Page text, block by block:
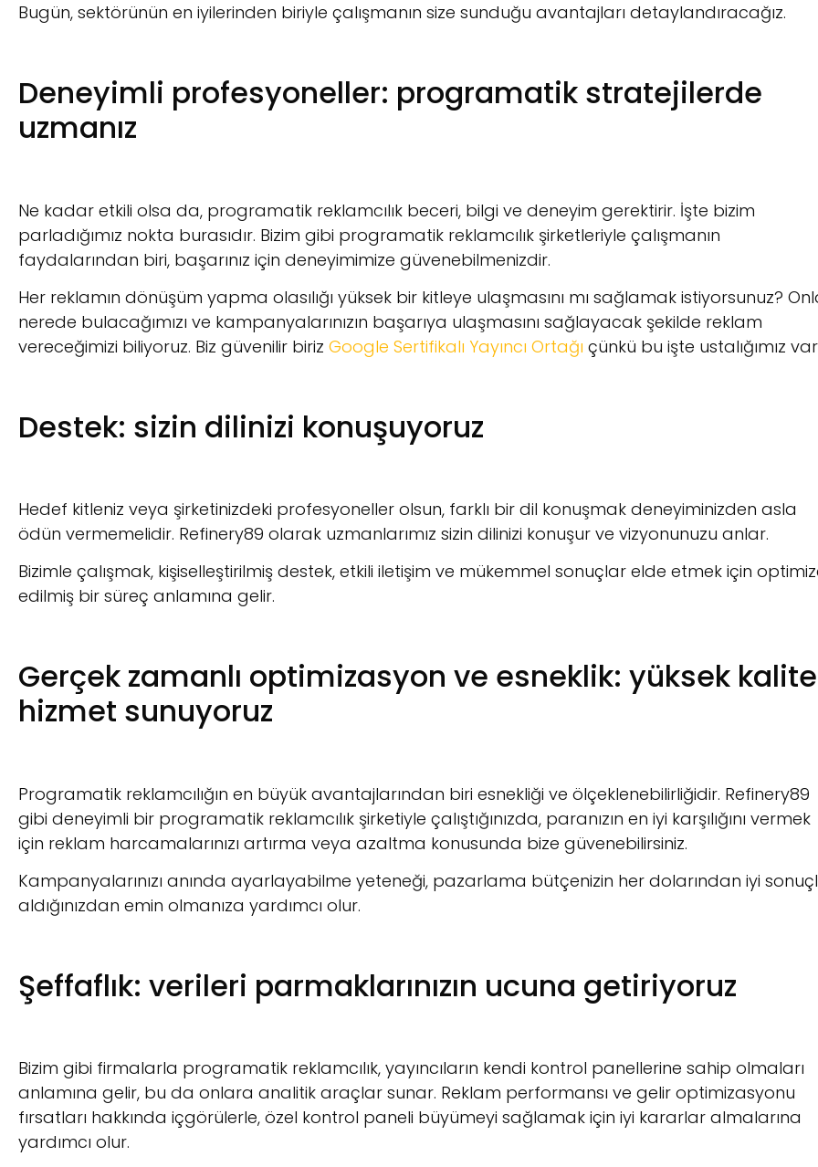
Bugün, sektörünün en iyilerinden biriyle çalışmanın size sunduğu avantajları detaylandıracağız.
Deneyimli profesyoneller: programatik stratejilerde
uzmanız
Ne kadar etkili olsa da, programatik reklamcılık beceri, bilgi ve deneyim gerektirir. İşte bizim
parladığımız nokta burasıdır. Bizim gibi programatik reklamcılık şirketleriyle çalışmanın
faydalarından biri, başarınız için deneyimimize güvenebilmenizdir.
Her reklamın dönüşüm yapma olasılığı yüksek bir kitleye ulaşmasını mı sağlamak istiyorsunuz?
nerede bulacağımızı ve kampanyalarınızın başarıya ulaşmasını sağlayacak şekilde reklam
vereceğimizi biliyoruz. Biz güvenilir biriz Google Sertifikalı Yayıncı Ortağı çünkü bu işte ustalığımız
Destek: sizin dilinizi konuşuyoruz
Hedef kitleniz veya şirketinizdeki profesyoneller olsun, farklı bir dil konuşmak deneyiminizden asla
ödün vermemelidir. Refinery89 olarak uzmanlarımız sizin dilinizi konuşur ve vizyonunuzu anlar.
Bizimle çalışmak, kişiselleştirilmiş destek, etkili iletişim ve mükemmel sonuçlar elde etmek için
edilmiş bir süreç anlamına gelir.
Gerçek zamanlı optimizasyon ve esneklik: yüksek
hizmet sunuyoruz
Programatik reklamcılığın en büyük avantajlarından biri esnekliği ve ölçeklenebilirliğidir. Refinery89
gibi deneyimli bir programatik reklamcılık şirketiyle çalıştığınızda, paranızın en iyi karşılığını vermek
için reklam harcamalarınızı artırma veya azaltma konusunda bize güvenebilirsiniz.
Kampanyalarınızı anında ayarlayabilme yeteneği, pazarlama bütçenizin her dolarından iyi
aldığınızdan emin olmanıza yardımcı olur.
Şeffaflık: verileri parmaklarınızın ucuna getiriyoruz
Bizim gibi firmalarla programatik reklamcılık, yayıncıların kendi kontrol panellerine sahip olmaları
anlamına gelir, bu da onlara analitik araçlar sunar. Reklam performansı ve gelir optimizasyonu
fırsatları hakkında içgörülerle, özel kontrol paneli büyümeyi sağlamak için iyi kararlar almalarına
yardımcı olur.